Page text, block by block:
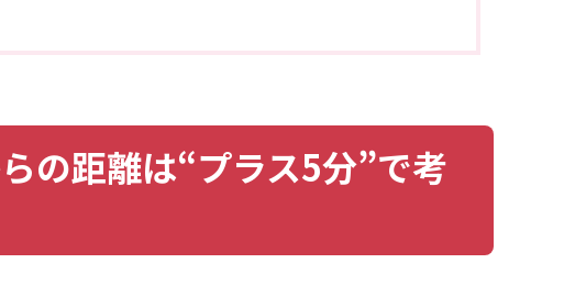
の距離は“プラス5分”で考